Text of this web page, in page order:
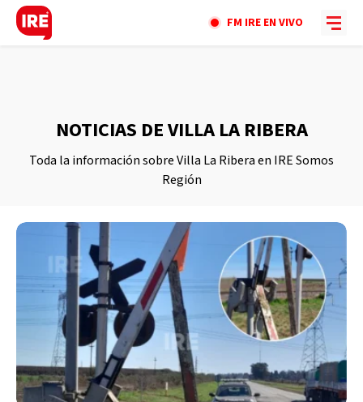
FM IRE EN VIVO
NOTICIAS DE VILLA LA RIBERA
Toda la información sobre Villa La Ribera en IRE Somos
Región